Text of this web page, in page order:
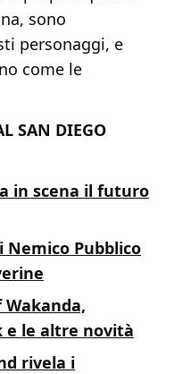
sono
personaggi, e
come le
SAN DIEGO
in scena il futuro
Nemico Pubblico
e le altre novità
rivela i